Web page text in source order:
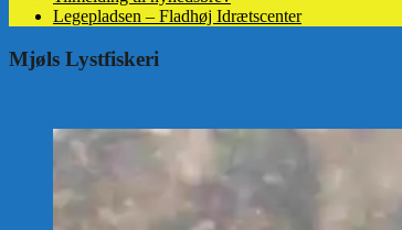
Legepladsen – Fladhøj Idrætscenter
Mjøls Lystfiskeri